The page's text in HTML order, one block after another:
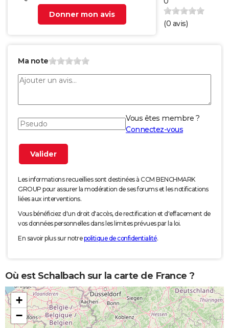
Donner mon avis
(0 avis)
Ma note
Vous êtes membre ?
Connectez-vous
Les informations recueillies sont destinées à CCM BENCHMARK
GROUP pour assurer la modération de ses forums et les notifications
liées aux interventions.
Vous bénéficiez d'un droit d'accès, de rectification et d'effacement de
vos données personnelles dans les limites prévues par la loi.
En savoir plus sur notrepolitique de confidentialité.
Où est Schalbach sur la carte de France ?
+
−